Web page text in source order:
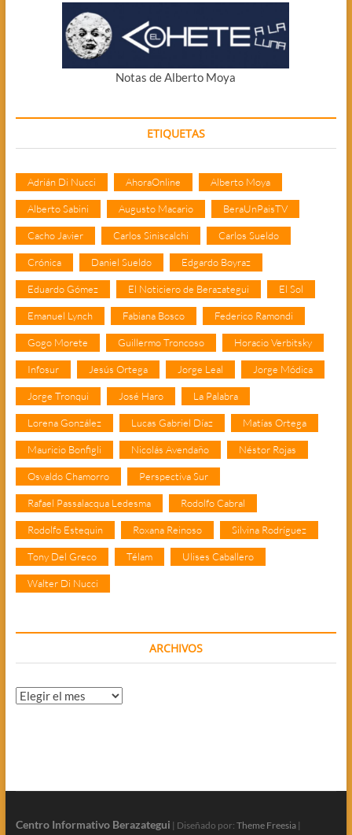
Notas de Alberto Moya
ETIQUETAS
Adrián Di Nucci AhoraOnline Alberto Moya
Alberto Sabini Augusto Macario BeraUnPaisTV
Cacho Javier Carlos Siniscalchi Carlos Sueldo
Crónica Daniel Sueldo Edgardo Boyraz
Eduardo Gómez El Noticiero de Berazategui El Sol
Emanuel Lynch Fabiana Bosco Federico Ramondi
Gogo Morete Guillermo Troncoso Horacio Verbitsky
Infosur Jesús Ortega Jorge Leal Jorge Módica
Jorge Tronqui José Haro La Palabra
Lorena González Lucas Gabriel Díaz Matías Ortega
Mauricio Bonfigli Nicolás Avendaño Néstor Rojas
Osvaldo Chamorro Perspectiva Sur
Rafael Passalacqua Ledesma Rodolfo Cabral
Rodolfo Estequin Roxana Reinoso Silvina Rodríguez
Tony Del Greco Télam Ulises Caballero
Walter Di Nucci
ARCHIVOS
Archivos
Centro Informativo Berazategui | Diseñado por: Theme Freesia|